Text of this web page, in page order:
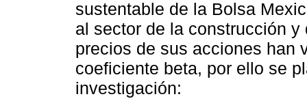
sustentable de la Bolsa
al sector de la construcción
precios de sus acciones han
coeficiente beta, por ello se
investigación: